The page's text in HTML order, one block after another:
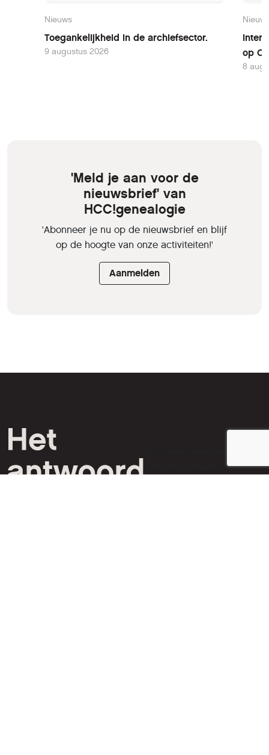
Nieuws
Toegankelijkheid in de archiefsector.
9 augustus 2026
op
8
'Meld je aan voor de
nieuwsbrief' van
HCC!genealogie
'Abonneer je nu op de nieuwsbrief en blijf
op de hoogte van onze activiteiten!'
Aanmelden